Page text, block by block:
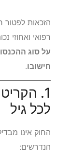
הזכאות
רפואי ואחוזי
על סוג
חישובו.
1.
החוק אינו